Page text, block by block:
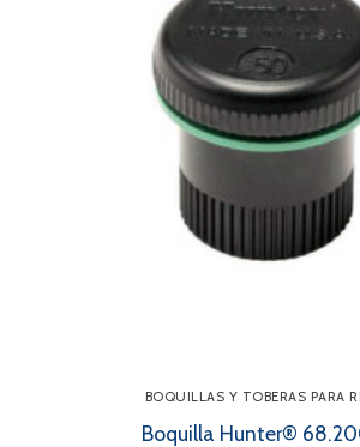
BOQUILLAS Y TOBERAS PARA
Boquilla Hunter®